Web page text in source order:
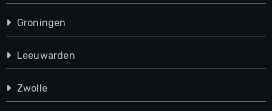
Groningen
Leeuwarden
Zwolle